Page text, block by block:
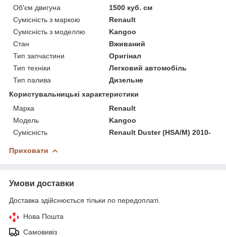
Об'єм двигуна
1500 куб. см
Сумісність з маркою
Renault
Сумісність з моделлю
Kangoo
Стан
Вживаний
Тип запчастини
Оригінал
Тип техніки
Легковий автомобіль
Тип палива
Дизельне
Користувальницькі характеристики
Марка
Renault
Модель
Kangoo
Сумісність
Renault Duster (HSA/M) 2010-
Приховати
Умови доставки
Доставка здійснюється тільки по передоплаті.
Нова Пошта
Самовивіз